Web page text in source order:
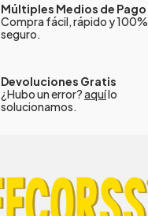
Múltiples Medios de Pago
Compra fácil, rápido y 100%
seguro.
Devoluciones Gratis
¿Hubo un error?aquílo
solucionamos.